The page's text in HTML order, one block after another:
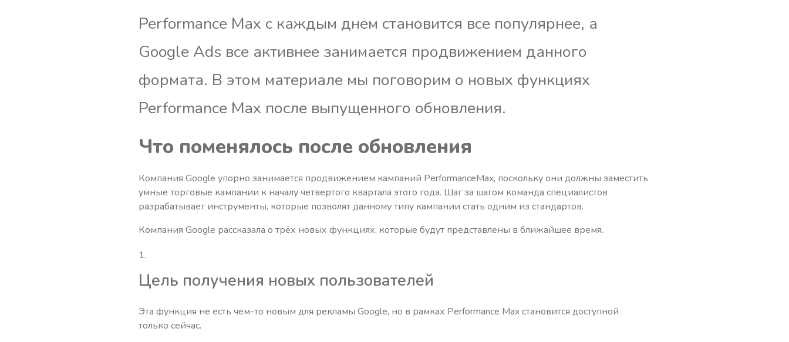
Performance Max с каждым днем становится все популярнее, а
Google Ads все активнее занимается продвижением данного
формата. В этом материале мы поговорим о новых функциях
Performance Max после выпущенного обновления.
Что поменялось после обновления
Компания Google упорно занимается продвижением кампаний PerformanceMax, поскольку они должны заместить
умные торговые кампании к началу четвертого квартала этого года. Шаг за шагом команда специалистов
разрабатывает инструменты, которые позволят данному типу кампании стать одним из стандартов.
Компания Google рассказала о трёх новых функциях, которые будут представлены в ближайшее время.
Цель получения новых пользователей
Эта функция не есть чем-то новым для рекламы Google, но в рамках Performance Max становится доступной
только сейчас.